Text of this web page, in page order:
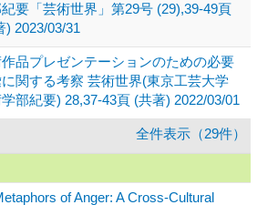
要「芸術世界」第29号 (29),39-49頁
) 2023/03/31
品プレゼンテーションのための必要
関する考察 芸術世界(東京工芸大学
部紀要) 28,37-43頁 (共著) 2022/03/01
全件表示（29件）
of Anger: A Cross-Cultural